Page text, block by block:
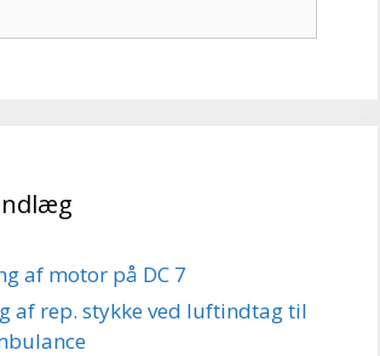
af motor på DC 7
af rep. stykke ved luftindtag til